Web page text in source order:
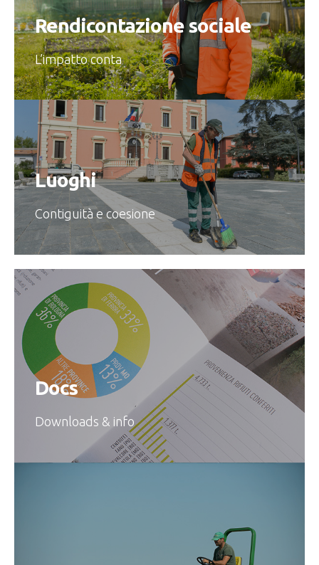
Rendicontazione sociale
L’impatto conta
Luoghi
Contiguità e coesione
Docs
Downloads & info